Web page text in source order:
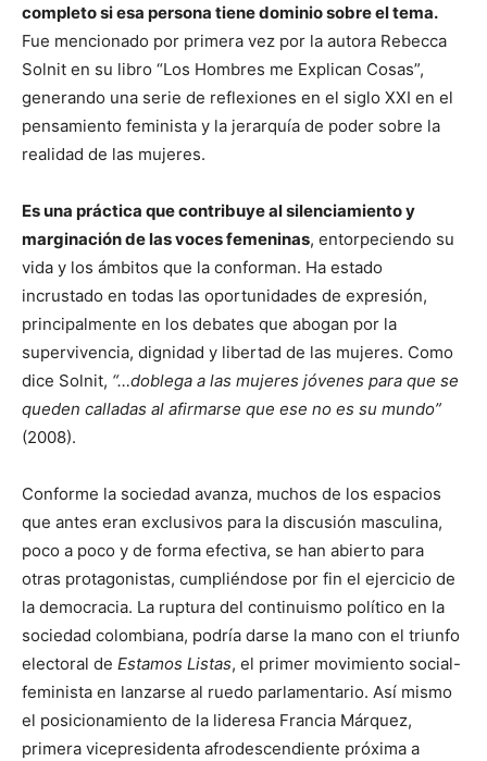
completo si esa persona tiene dominio sobre el tema.
Fue mencionado por primera vez por la autora Rebecca
Solnit en su libro “Los Hombres me Explican Cosas”,
generando una serie de reflexiones en el siglo XXI en el
pensamiento feminista y la jerarquía de poder sobre la
realidad de las mujeres.
Es una práctica que contribuye al silenciamiento y
marginación de las voces femeninas, entorpeciendo su
vida y los ámbitos que la conforman. Ha estado
incrustado en todas las oportunidades de expresión,
principalmente en los debates que abogan por la
supervivencia, dignidad y libertad de las mujeres. Como
dice Solnit, “…doblega a las mujeres jóvenes para que se
queden calladas al afirmarse que ese no es su mundo”
(2008).
Conforme la sociedad avanza, muchos de los espacios
que antes eran exclusivos para la discusión masculina,
poco a poco y de forma efectiva, se han abierto para
otras protagonistas, cumpliéndose por fin el ejercicio de
la democracia. La ruptura del continuismo político en la
sociedad colombiana, podría darse la mano con el triunfo
electoral de Estamos Listas, el primer movimiento social-
feminista en lanzarse al ruedo parlamentario. Así mismo
el posicionamiento de la lideresa Francia Márquez,
primera vicepresidenta afrodescendiente próxima a